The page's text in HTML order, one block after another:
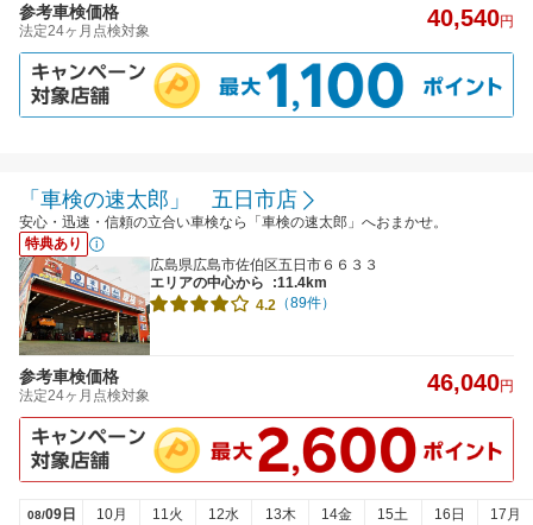
参考車検価格
法定24ヶ月点検対象 40,540円
「車検の速太郎」 五日市店
安心・迅速・信頼の立合い車検なら「車検の速太郎」へおまかせ。
特典あり
広島県広島市佐伯区五日市６６３３
エリアの中心から
:11.4km
4.2 （89件）
参考車検価格
法定24ヶ月点検対象 46,040円
08/09日 10月 11火 12水 13木 14金 15土 16日 17月